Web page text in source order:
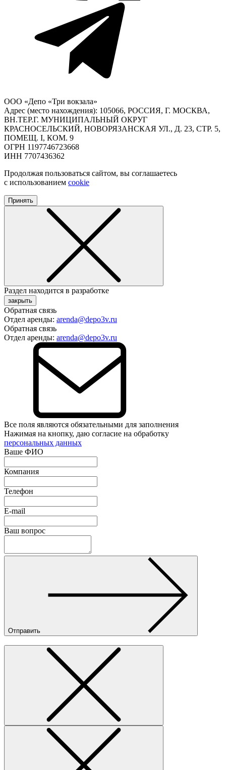
ООО «Депо «Три вокзала»
Адрес (место нахождения): 105066, РОССИЯ, Г. МОСКВА,
ВН.ТЕР.Г. МУНИЦИПАЛЬНЫЙ ОКРУГ
КРАСНОСЕЛЬСКИЙ, НОВОРЯЗАНСКАЯ УЛ., Д. 23, СТР. 5,
ПОМЕЩ. I, КОМ. 9
ОГРН 1197746723668
ИНН 7707436362
Продолжая пользоваться сайтом, вы соглашаетесь
с использованием cookie
Принять
Раздел находится в разработке
закрыть
Обратная связь
Отдел аренды: arenda@depo3v.ru
Обратная связь
Отдел аренды: arenda@depo3v.ru
Все поля являются обязательными для заполнения
Нажимая на кнопку, даю согласие на обработку
персональных данных
Ваше ФИО
Компания
Телефон
E-mail
Ваш вопрос
Отправить